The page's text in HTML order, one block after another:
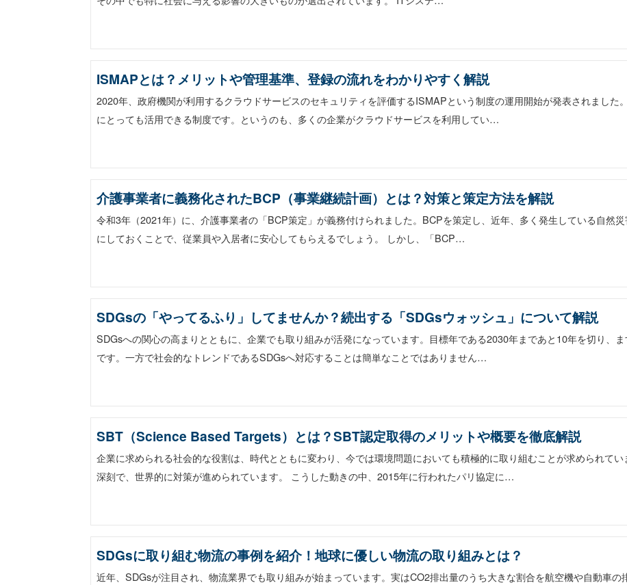
ISMAPとは？メリットや管理基準、登録の流れをわかりやすく解説
2020年、政府機関が利用するクラウドサービスのセキュリティを評価するISMAPという制度の運用開始が発表されました
にとっても活用できる制度です。というのも、多くの企業がクラウドサービスを利用してい…
介護事業者に義務化されたBCP（事業継続計画）とは？対策と策定方法を解説
令和3年（2021年）に、介護事業者の「BCP策定」が義務付けられました。BCPを策定し、近年、多く発生している自然
にしておくことで、従業員や入居者に安心してもらえるでしょう。 しかし、「BCP…
SDGsの「やってるふり」してませんか？続出する「SDGsウォッシュ」について解説
SDGsへの関心の高まりとともに、企業でも取り組みが活発になっています。目標年である2030年まであと10年を切り、
です。一方で社会的なトレンドであるSDGsへ対応することは簡単なことではありません…
SBT（Science Based Targets）とは？SBT認定取得のメリットや概要を徹底解説
企業に求められる社会的な役割は、時代とともに変わり、今では環境問題においても積極的に取り組むことが求められて
深刻で、世界的に対策が進められています。 こうした動きの中、2015年に行われたパリ協定に…
SDGsに取り組む物流の事例を紹介！地球に優しい物流の取り組みとは？
近年、SDGsが注目され、物流業界でも取り組みが始まっています。実はCO2排出量のうち大きな割合を航空機や自動車